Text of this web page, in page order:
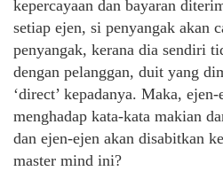
kepercayaan dan bayaran
setiap ejen, si penyangak akan
penyangak, kerana dia sendiri
dengan pelanggan, duit yang
‘direct’ kepadanya. Maka,
menghadap kata-kata makian
dan ejen-ejen akan disabitkan
master mind ini?